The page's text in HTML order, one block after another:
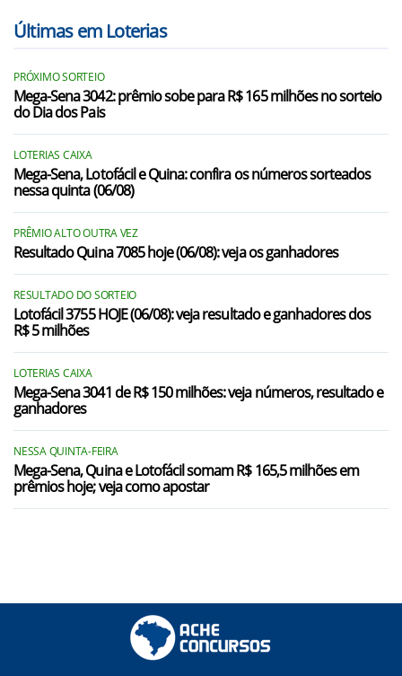
Últimas em Loterias
PRÓXIMO SORTEIO
Mega-Sena 3042: prêmio sobe para R$ 165 milhões no sorteio
do Dia dos Pais
LOTERIAS CAIXA
Mega-Sena, Lotofácil e Quina: confira os números sorteados
nessa quinta (06/08)
PRÊMIO ALTO OUTRA VEZ
Resultado Quina 7085 hoje (06/08): veja os ganhadores
RESULTADO DO SORTEIO
Lotofácil 3755 HOJE (06/08): veja resultado e ganhadores dos
R$ 5 milhões
LOTERIAS CAIXA
Mega-Sena 3041 de R$ 150 milhões: veja números, resultado e
ganhadores
NESSA QUINTA-FEIRA
Mega-Sena, Quina e Lotofácil somam R$ 165,5 milhões em
prêmios hoje; veja como apostar